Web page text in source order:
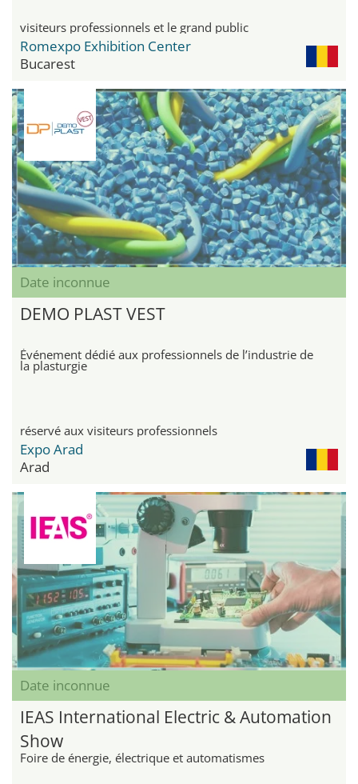
visiteurs professionnels et le grand public
Romexpo Exhibition Center
Bucarest
Date inconnue
DEMO PLAST VEST
Événement dédié aux professionnels de l’industrie de
la plasturgie
réservé aux visiteurs professionnels
Expo Arad
Arad
Date inconnue
IEAS International Electric & Automation
Show
Foire de énergie, électrique et automatismes